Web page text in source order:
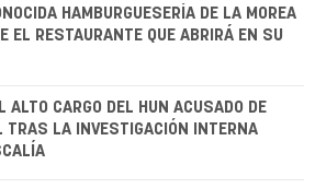
HAMBURGUESERÍA DE LA MOREA
EL RESTAURANTE QUE ABRIRÁ EN SU
ALTO CARGO DEL HUN ACUSADO DE
TRAS LA INVESTIGACIÓN INTERNA